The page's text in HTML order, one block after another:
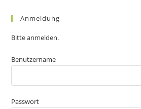
Anmeldung
Bitte anmelden.
Benutzername
Passwort